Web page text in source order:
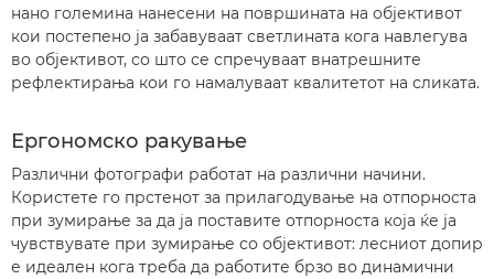
нано големина нанесени на површината на објективот
кои постепено ја забавуваат светлината кога навлегува
во објективот, со што се спречуваат внатрешните
рефлектирања кои го намалуваат квалитетот на сликата.
Ергономско ракување
Различни фотографи работат на различни начини.
Користете го прстенот за прилагодување на отпорноста
при зумирање за да ја поставите отпорноста која ќе ја
чувствувате при зумирање со објективот: лесниот допир
е идеален кога треба да работите брзо во динамични